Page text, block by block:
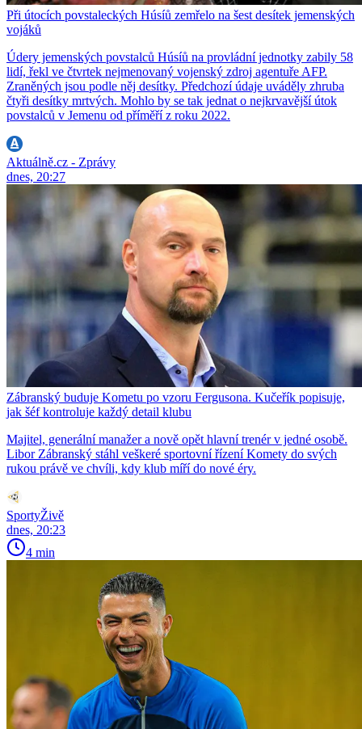
Při útocích povstaleckých Húsíů zemřelo na šest desítek jemenských
vojáků
Údery jemenských povstalců Húsíů na provládní jednotky zabily 58
lidí, řekl ve čtvrtek nejmenovaný vojenský zdroj agentuře AFP.
Zraněných jsou podle něj desítky. Předchozí údaje uváděly zhruba
čtyři desítky mrtvých. Mohlo by se tak jednat o nejkrvavější útok
povstalců v Jemenu od příměří z roku 2022.
Aktuálně.cz - Zprávy
dnes, 20:27
Zábranský buduje Kometu po vzoru Fergusona. Kučeřík popisuje,
jak šéf kontroluje každý detail klubu
Majitel, generální manažer a nově opět hlavní trenér v jedné osobě.
Libor Zábranský stáhl veškeré sportovní řízení Komety do svých
rukou právě ve chvíli, kdy klub míří do nové éry.
SportyŽivě
dnes, 20:23
4 min